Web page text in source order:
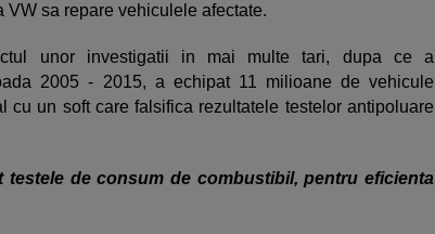
VW sa repare vehiculele afectate.
unor investigatii in mai multe tari, dupa ce a
2005 - 2015, a echipat 11 milioane de vehicule
cu un soft care falsifica rezultatele testelor antipoluare
testele de consum de combustibil, pentru eficienta